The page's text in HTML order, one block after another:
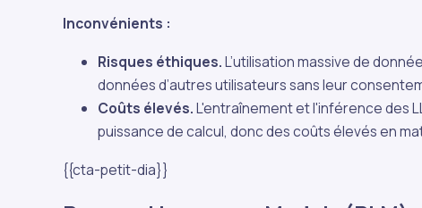
Inconvénients :
Risques éthiques.L’utilisation massive de
données d’autres utilisateurs sans leur
Coûts élevés.L'entraînement et l'inférence des
puissance de calcul, donc des coûts élevés en
{{cta-petit-dia}}